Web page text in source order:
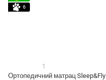
6
1
Ортопедичний матрац Sleep&Fly